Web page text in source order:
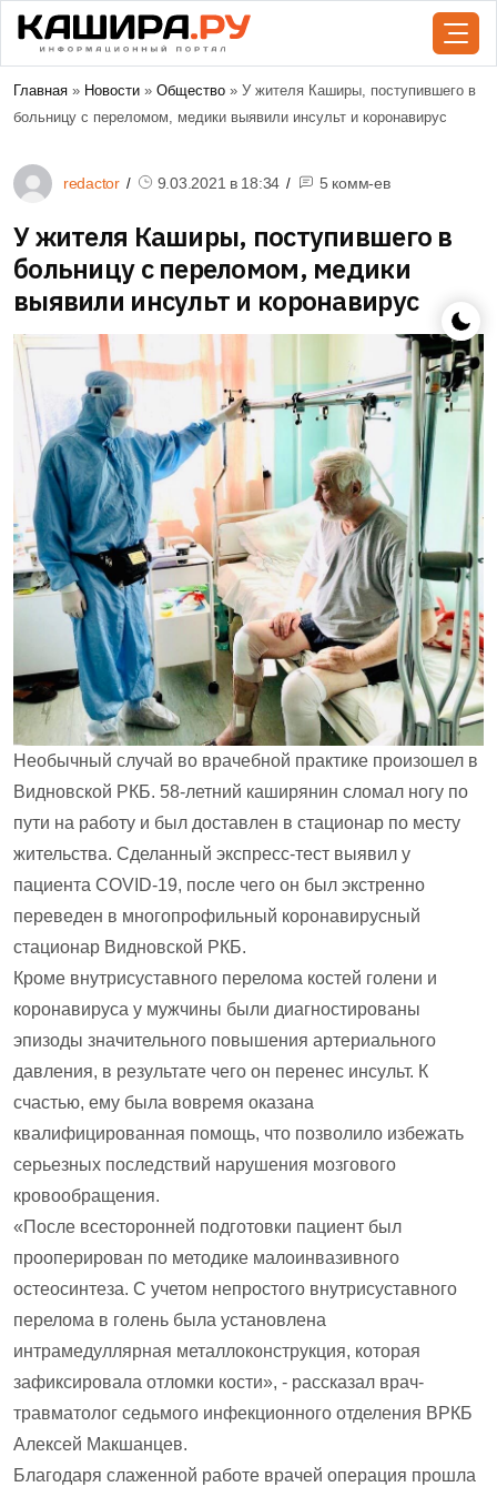
Главная » Новости » Общество » У жителя Каширы, поступившего в
больницу с переломом, медики выявили инсульт и коронавирус
redactor 9.03.2021 в 18:34 5 комм-ев
У жителя Каширы, поступившего в
больницу с переломом, медики
выявили инсульт и коронавирус
Необычный случай во врачебной практике произошел в
Видновской РКБ. 58-летний каширянин сломал ногу по
пути на работу и был доставлен в стационар по месту
жительства. Сделанный экспресс-тест выявил у
пациента COVID-19, после чего он был экстренно
переведен в многопрофильный коронавирусный
стационар Видновской РКБ.
Кроме внутрисуставного перелома костей голени и
коронавируса у мужчины были диагностированы
эпизоды значительного повышения артериального
давления, в результате чего он перенес инсульт. К
счастью, ему была вовремя оказана
квалифицированная помощь, что позволило избежать
серьезных последствий нарушения мозгового
кровообращения.
«После всесторонней подготовки пациент был
прооперирован по методике малоинвазивного
остеосинтеза. С учетом непростого внутрисуставного
перелома в голень была установлена
интрамедуллярная металлоконструкция, которая
зафиксировала отломки кости», - рассказал врач-
травматолог седьмого инфекционного отделения ВРКБ
Алексей Макшанцев.
Благодаря слаженной работе врачей операция прошла